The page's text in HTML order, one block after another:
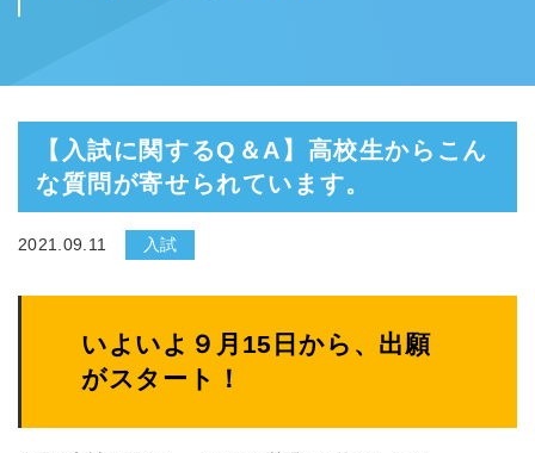
【入試に関するQ＆A】高校生からこん
な質問が寄せられています。
2021.09.11 入試
いよいよ９月15日から、出願
がスタート！